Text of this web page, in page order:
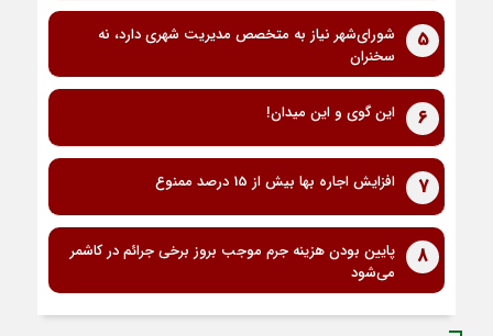
5
شورای‌شهر نیاز به متخصص مدیریت شهری دارد، نه
سخنران
6 این گوی و این میدان!
7 افزایش اجاره بها بیش از 15 درصد ممنوع
8
پایین بودن هزینه جرم موجب بروز برخی جرائم در کاشمر
می‌شود